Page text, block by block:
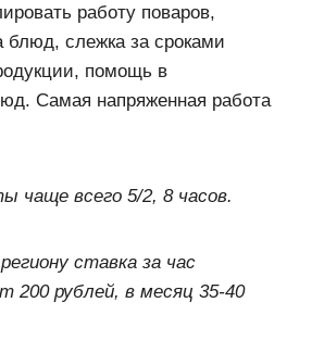
работу поваров,
блюд, слежка за сроками
помощь в
Самая напряженная работа
чаще всего 5/2, 8 часов.
ставка за час
200 рублей, в месяц 35-40